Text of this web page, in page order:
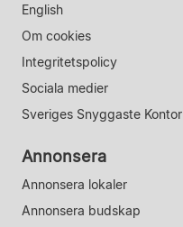
English
Om cookies
Integritetspolicy
Sociala medier
Sveriges Snyggaste Kontor
Annonsera
Annonsera lokaler
Annonsera budskap